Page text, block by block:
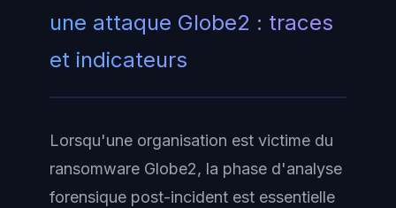
une attaque Globe2 : traces
et indicateurs
Lorsqu'une organisation est victime du
ransomware Globe2, la phase d'analyse
forensique post-incident est essentielle